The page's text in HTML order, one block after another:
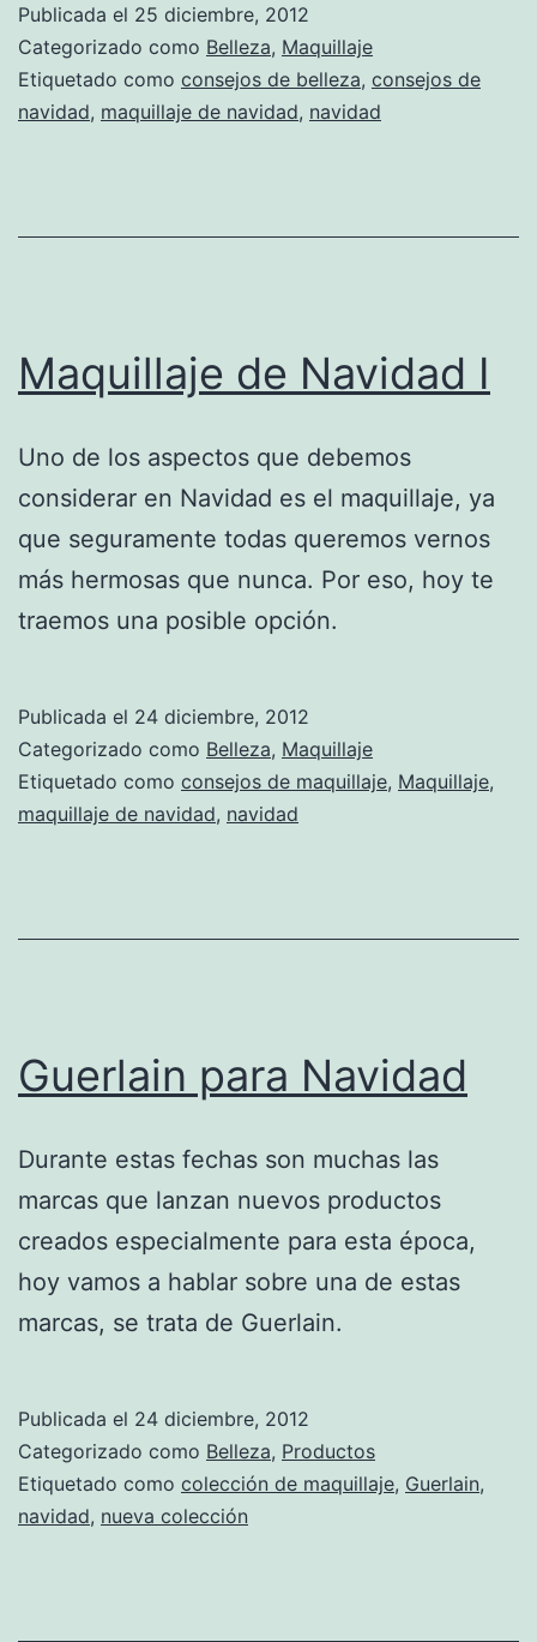
Publicada el 25 diciembre, 2012
Categorizado como Belleza, Maquillaje
Etiquetado como consejos de belleza, consejos de
navidad, maquillaje de navidad, navidad
Maquillaje de Navidad I
Uno de los aspectos que debemos
considerar en Navidad es el maquillaje, ya
que seguramente todas queremos vernos
más hermosas que nunca. Por eso, hoy te
traemos una posible opción.
Publicada el 24 diciembre, 2012
Categorizado como Belleza, Maquillaje
Etiquetado como consejos de maquillaje, Maquillaje,
maquillaje de navidad, navidad
Guerlain para Navidad
Durante estas fechas son muchas las
marcas que lanzan nuevos productos
creados especialmente para esta época,
hoy vamos a hablar sobre una de estas
marcas, se trata de Guerlain.
Publicada el 24 diciembre, 2012
Categorizado como Belleza, Productos
Etiquetado como colección de maquillaje, Guerlain,
navidad, nueva colección